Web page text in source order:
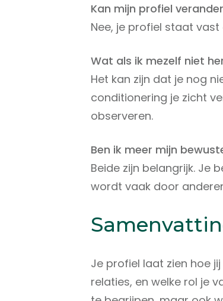
Kan mijn profiel
Nee, je profiel staat vast
Wat als ik mezelf niet
Het kan zijn dat je nog
conditionering je zicht
observeren.
Ben ik meer mijn
Beide zijn belangrijk. Je
wordt vaak door
Je profiel laat zien hoe
relaties, en welke rol je